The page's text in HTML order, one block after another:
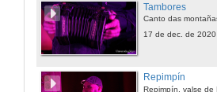
Tambores
17 de dec. de 2020
Repimpín